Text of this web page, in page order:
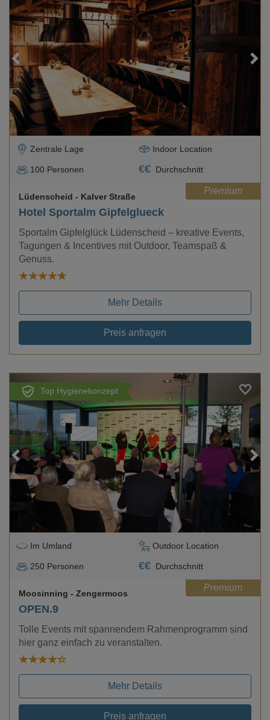
Loading...
Zentrale Lage Indoor Location
100 Personen €€ Durchschnitt
Premium
Hotel Sportalm Gipfelglueck
Lüdenscheid - Kalver Straße
Sportalm Gipfelglück Lüdenscheid – kreative Events,
Tagungen & Incentives mit Outdoor, Teamspaß &
Genuss.
Mehr Details
Preis anfragen
Top Hygienekonzept
Loading...
Im Umland Outdoor Location
250 Personen €€ Durchschnitt
Premium
OPEN.9
Moosinning - Zengermoos
Tolle Events mit spannendem Rahmenprogramm sind
hier ganz einfach zu veranstalten.
Mehr Details
Preis anfragen